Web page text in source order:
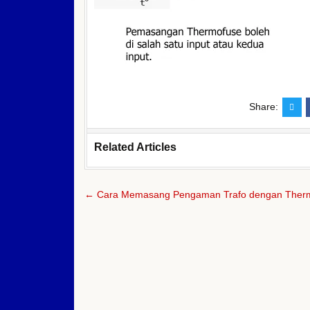
Share:
Related Articles
Navigasi
← Cara Memasang Pengaman Trafo dengan